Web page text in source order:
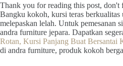
Thank you for reading this post, don't
Bangku kokoh, kursi teras berkualitas
melepaskan lelah. Untuk pemesanan
andra furniture jepara. Dapatkan
Rotan, Kursi Panjang Buat Bersantai
di andra furniture, produk kokoh